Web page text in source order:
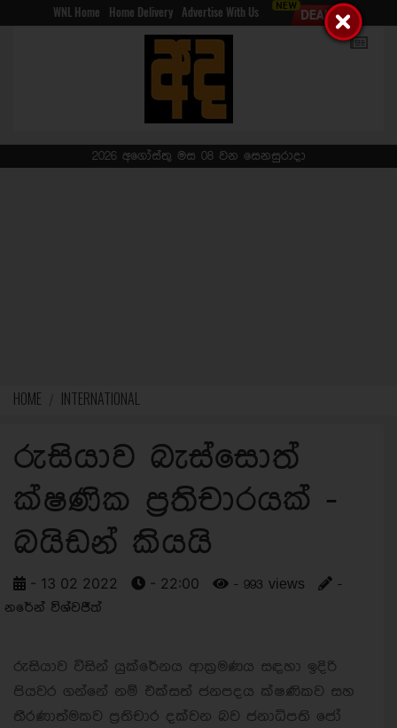
WNL Home Home Delivery Advertise With Us
2026 අගෝස්තු මස 08 වන සෙනසුරාදා
HOME INTERNATIONAL
රුසියාව බැස්සොත්
ක්ෂණික ප්‍රතිචාරයක් -
බයිඩන් කියයි
- 13 02 2022 - 22:00 - 993 views
-
නරේන් විශ්වජීත්
රුසියාව විසින් යුක්රේනය ආක්‍රමණය සඳහා ඉදිරි
පියවර ගන්නේ නම් එක්සත් ජනපදය ක්ෂණිකව සහ
තීරණාත්මකව ප්‍රතිචාර දක්වන බව ජනාධිපති ජෝ